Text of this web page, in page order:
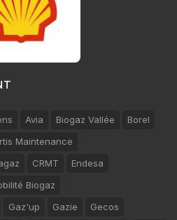
Avia Biogaz Vallée
Borel
Maintenance
CRMT
Endesa
Biogaz
Gaz'up Gazie Gecos